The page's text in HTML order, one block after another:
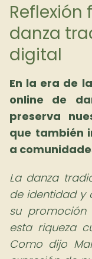
Reflexión
danza
digital
En la era de
online de
preserva
que también
a
La danza
de identidad y
su
esta riqueza
Como dijo